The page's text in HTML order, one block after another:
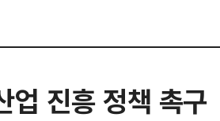
업 진흥 정책 촉구